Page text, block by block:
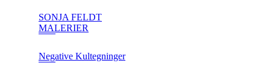
SONJA FELDT
MALERIER
Negative Kultegninger